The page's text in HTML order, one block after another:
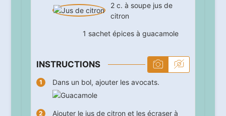
2 c. à soupe jus de
citron
1 sachet épices à guacamole
INSTRUCTIONS
Dans un bol, ajouter les avocats.
Ajouter le jus de citron et les écraser à